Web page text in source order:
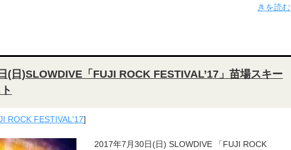
きを読む
(日)SLOWDIVE「FUJI ROCK FESTIVAL’17」苗場スキー
ROCK FESTIVAL'17]
2017年7月30日(日) SLOWDIVE 「FUJI ROCK